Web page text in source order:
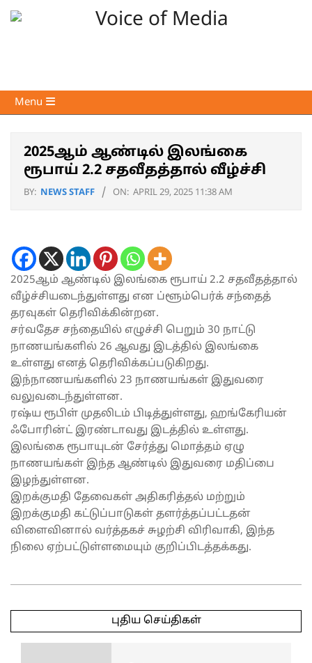
Skip
Voice
of
Primary
Navigation
Menu
2025ஆம் ஆண்டில் இலங்கை
ரூபாய் 2.2 சதவீதத்தால் வீழ்ச்சி
BY: NEWS STAFF ON: APRIL 29, 2025 11:38 AM
2025ஆம் ஆண்டில் இலங்கை ரூபாய் 2.2 சதவீதத்தால்
வீழ்ச்சியடைந்துள்ளது என ப்ளூம்பெர்க் சந்தைத்
தரவுகள் தெரிவிக்கின்றன.
சர்வதேச சந்தையில் எழுச்சி பெறும் 30 நாட்டு
நாணயங்களில் 26 ஆவது இடத்தில் இலங்கை
உள்ளது எனத் தெரிவிக்கப்படுகிறது.
இந்நாணயங்களில் 23 நாணயங்கள் இதுவரை
வலுவடைந்துள்ளன.
ரஷ்ய ரூபிள் முதலிடம் பிடித்துள்ளது, ஹங்கேரியன்
ஃபோரின்ட் இரண்டாவது இடத்தில் உள்ளது.
இலங்கை ரூபாயுடன் சேர்த்து மொத்தம் ஏழு
நாணயங்கள் இந்த ஆண்டில் இதுவரை மதிப்பை
இழந்துள்ளன.
இறக்குமதி தேவைகள் அதிகரித்தல் மற்றும்
இறக்குமதி கட்டுப்பாடுகள் தளர்த்தப்பட்டதன்
விளைவினால் வர்த்தகச் சுழற்சி விரிவாகி, இந்த
நிலை ஏற்பட்டுள்ளமையும் குறிப்பிடத்தக்கது.
04-
புதிய செய்திகள்